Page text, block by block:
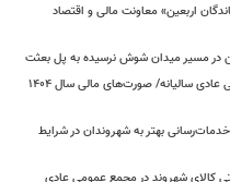
اربعین» معاونت مالی و اقتصاد
در مسیر میدان شوش نرسیده به پل بعثت
تقدیر از عملکرد شرکت شهروند در مجمع عمومی عادی سالیانه/ صورت‌های مالی سال ۱۴۰۴
بهتر به شهروندان در شرایط
شهروند در مجمع عمومی عادی